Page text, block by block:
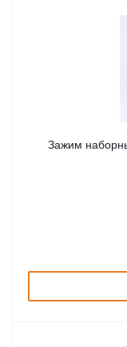
Зажим